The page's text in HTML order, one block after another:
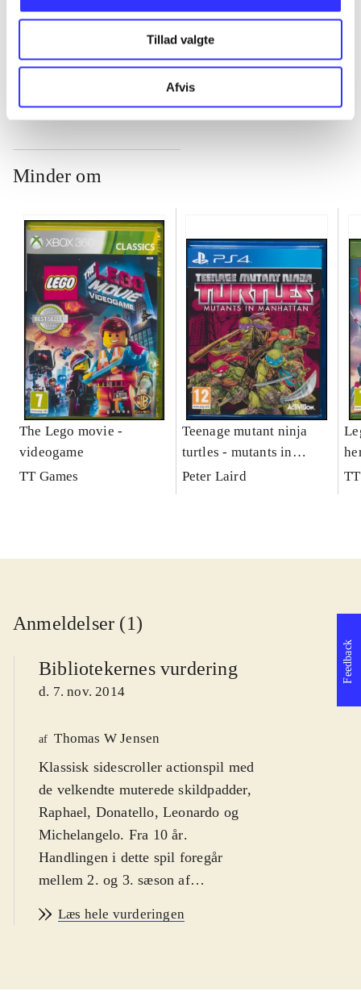
Tillad valgte
Afvis
Minder om
The Lego movie -
videogame
TT Games
Teenage mutant ninja
turtles - mutants in
Manhattan
Peter Laird
Anmeldelser (1)
Bibliotekernes vurdering
d. 7. nov. 2014
af Thomas W Jensen
Klassisk sidescroller actionspil med
de velkendte muterede skildpadder,
Raphael, Donatello, Leonardo og
Michelangelo. Fra 10 år.
Handlingen i dette spil foregår
mellem 2. og 3. sæson af
Teenage Mutant Ninja Turtles. Her
York. Spillet er rendyrket old school
Læs hele vurderingen
Feedback